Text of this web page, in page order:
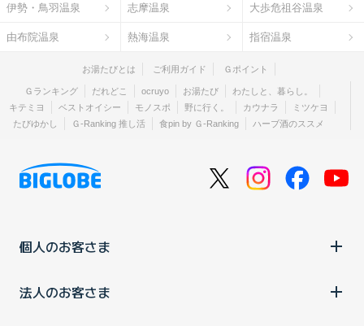
伊勢・鳥羽温泉 志摩温泉 大歩危祖谷温泉
由布院温泉 熱海温泉 指宿温泉
お湯たびとは ご利用ガイド Ｇポイント
Ｇランキング だれどこ ocruyo お湯たび
わたしと、暮らし。
キテミヨ
ベストオイシー モノスポ 野に行く。 カウナラ
ミツケヨ
たびゆかし
Ｇ-Ranking 推し活 食pin by Ｇ-Ranking ハーブ酒のススメ
個人のお客さま
法人のお客さま